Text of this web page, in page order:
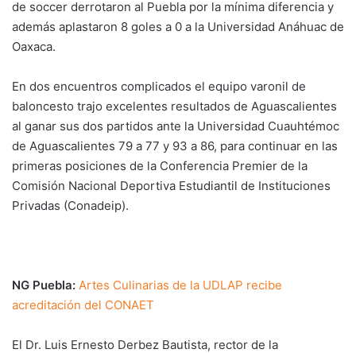
de soccer derrotaron al Puebla por la mínima diferencia y
además aplastaron 8 goles a 0 a la Universidad Anáhuac de
Oaxaca.
En dos encuentros complicados el equipo varonil de
baloncesto trajo excelentes resultados de Aguascalientes
al ganar sus dos partidos ante la Universidad Cuauhtémoc
de Aguascalientes 79 a 77 y 93 a 86, para continuar en las
primeras posiciones de la Conferencia Premier de la
Comisión Nacional Deportiva Estudiantil de Instituciones
Privadas (Conadeip).
NG Puebla: Artes Culinarias de la UDLAP recibe
acreditación del CONAET
El Dr. Luis Ernesto Derbez Bautista, rector de la